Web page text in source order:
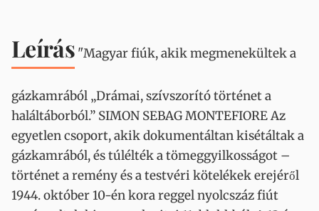
Leírás "Magyar fiúk, akik megmenekültek a
gázkamrából „Drámai, szívszorító történet a
haláltáborból.” SIMON SEBAG MONTEFIORE Az
egyetlen csoport, akik dokumentáltan kisétáltak a
gázkamrából, és túlélték a tömeggyilkosságot –
történet a remény és a testvéri kötelékek erejéről
1944. október 10-én kora reggel nyolcszáz fiút